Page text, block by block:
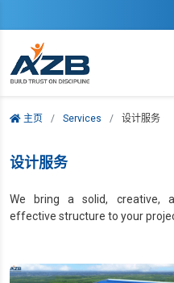
主页 Services 设计服务
设计服务
We bring a solid, creative,
effective structure to your